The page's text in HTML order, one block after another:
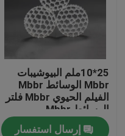
25*10ملم البيوشيبات
Mbbr الوسائط Mbbr
الفيلم الحيوي Mbbr فلتر
الوسائط Mbbr
التكنولوجيا
إرسال استفسار